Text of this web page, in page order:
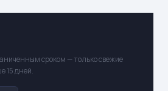
сроком — только свежие
15 дней.